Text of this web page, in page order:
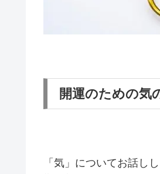
開運のための気
「気」についてお話し